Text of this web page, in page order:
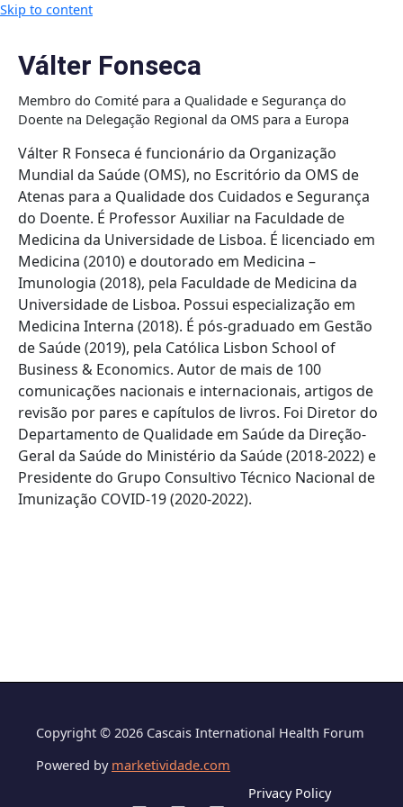
Skip to content
Válter Fonseca
Membro do Comité para a Qualidade e Segurança do
Doente na Delegação Regional da OMS para a Europa
Válter R Fonseca é funcionário da Organização
Mundial da Saúde (OMS), no Escritório da OMS de
Atenas para a Qualidade dos Cuidados e Segurança
do Doente. É Professor Auxiliar na Faculdade de
Medicina da Universidade de Lisboa. É licenciado em
Medicina (2010) e doutorado em Medicina –
Imunologia (2018), pela Faculdade de Medicina da
Universidade de Lisboa. Possui especialização em
Medicina Interna (2018). É pós-graduado em Gestão
de Saúde (2019), pela Católica Lisbon School of
Business & Economics. Autor de mais de 100
comunicações nacionais e internacionais, artigos de
revisão por pares e capítulos de livros. Foi Diretor do
Departamento de Qualidade em Saúde da Direção-
Geral da Saúde do Ministério da Saúde (2018-2022) e
Presidente do Grupo Consultivo Técnico Nacional de
Imunização COVID-19 (2020-2022).
Copyright © 2026 Cascais International Health Forum
Powered by marketividade.com
Privacy Policy